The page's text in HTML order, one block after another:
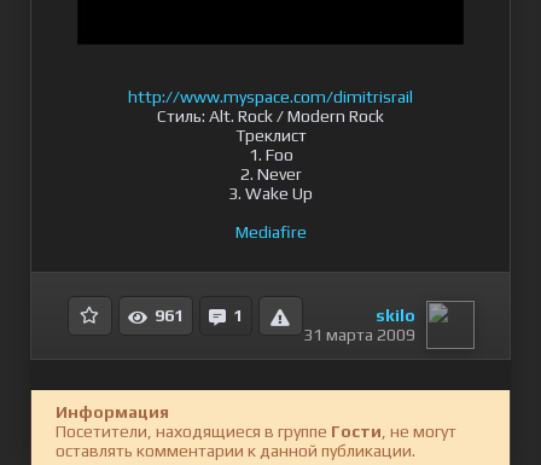
http://www.myspace.com/dimitrisrail
Стиль: Alt. Rock / Modern Rock
Треклист
1. Foo
2. Never
3. Wake Up
Mediafire
961 1
skilo
31 марта 2009
Информация
Посетители, находящиеся в группе Гости , не могут
оставлять комментарии к данной публикации.